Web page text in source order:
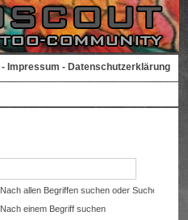
- Impressum - Datenschutzerklärung
Nach allen Begriffen suchen oder Suche wie
Nach einem Begriff suchen